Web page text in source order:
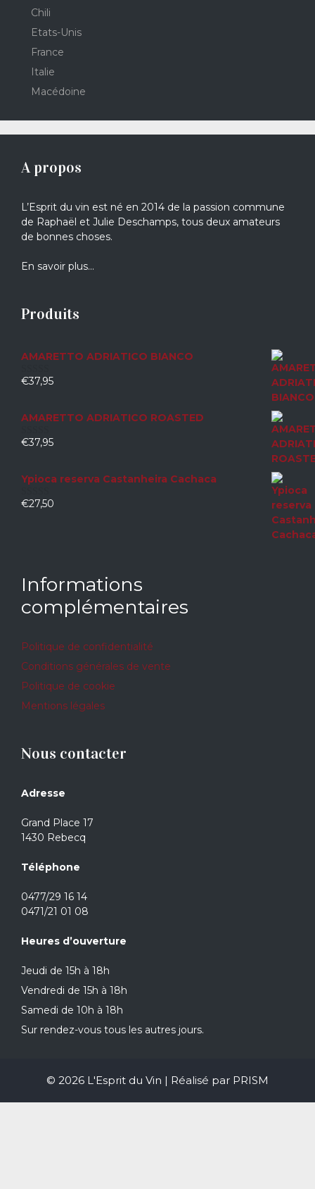
Chili
Etats-Unis
France
Italie
Macédoine
A propos
L’Esprit du vin est né en 2014 de la passion commune
de Raphaël et Julie Deschamps, tous deux amateurs
de bonnes choses.
En savoir plus…
Produits
AMARETTO ADRIATICO BIANCO
0
€37,95
AMARETTO ADRIATICO ROASTED
0
€37,95
Ypioca reserva Castanheira Cachaca
0
€27,50
Informations
complémentaires
Politique de confidentialité
Conditions générales de vente
Politique de cookie
Mentions légales
Nous contacter
Adresse
Grand Place 17
1430 Rebecq
Téléphone
0477/29 16 14
0471/21 01 08
Heures d’ouverture
Jeudi de 15h à 18h
Vendredi de 15h à 18h
Samedi de 10h à 18h
Sur rendez-vous tous les autres jours.
© 2026 L'Esprit du Vin | Réalisé par PRISM